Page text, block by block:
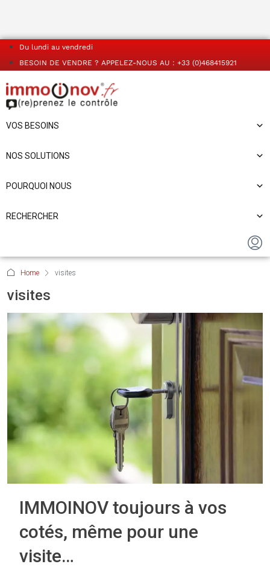
Du lundi au vendredi
BESOIN DE VENDRE ? APPELEZ-NOUS AU : +33 (0)468415921
VOS BESOINS
NOS SOLUTIONS
POURQUOI NOUS
RECHERCHER
Home visites
visites
IMMOINOV toujours à vos
cotés, même pour une
visite…